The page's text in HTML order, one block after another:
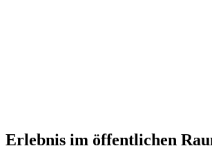
Erlebnis im öffentlichen